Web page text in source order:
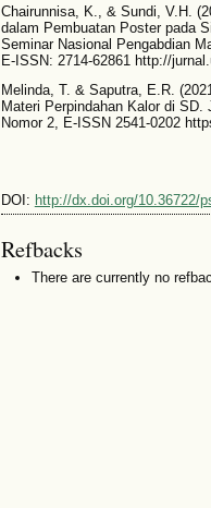
Chairunnisa, K., & Sundi, V.H.
dalam Pembuatan Poster pada
Seminar Nasional Pengabdian
E-ISSN: 2714-62861 http://
Melinda, T. & Saputra, E.R.
Materi Perpindahan Kalor di
Nomor 2, E-ISSN 2541-0202
DOI: http://dx.doi.org/10.36722/
Refbacks
There are currently no